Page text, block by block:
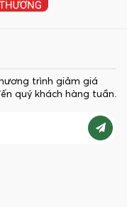
trình giảm giá
quý khách hàng tuần.